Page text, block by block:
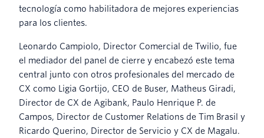
tecnología como habilitadora de mejores experiencias
para los clientes.
Leonardo Campiolo, Director Comercial de Twilio, fue
el mediador del panel de cierre y encabezó este tema
central junto con otros profesionales del mercado de
CX como Ligia Gortijo, CEO de Buser, Matheus Giradi,
Director de CX de Agibank, Paulo Henrique P. de
Campos, Director de Customer Relations de Tim Brasil y
Ricardo Querino, Director de Servicio y CX de Magalu.